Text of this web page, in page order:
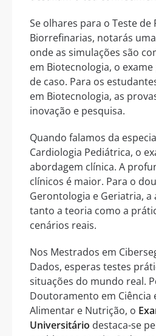
Se olhares para o Teste de
Biorrefinarias, notarás
onde as simulações são
em Biotecnologia, o
de caso. Para os
em Biotecnologia, as
inovação e pesquisa.
Quando falamos da
Cardiologia Pediátrica, o
abordagem clínica. A
clínicos é maior. Para o
Gerontologia e Geriatria, a
tanto a teoria como a
cenários reais.
Nos Mestrados em
Dados, esperas testes
situações do mundo real.
Doutoramento em Ciência
Alimentar e Nutrição, o
Universitário destaca-se